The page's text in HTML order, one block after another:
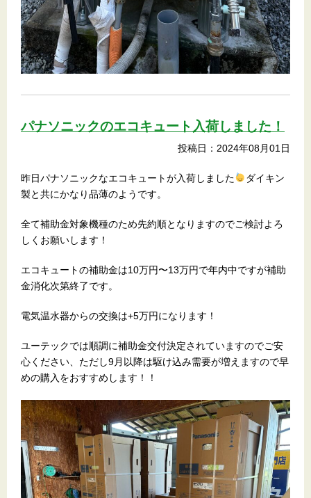
パナソニックのエコキュート入荷しました！
投稿日：2024年08月01日
昨日パナソニックなエコキュートが入荷しました
ダイキン
製と共にかなり品薄のようです。
全て補助金対象機種のため先約順となりますのでご検討よろ
しくお願いします！
エコキュートの補助金は10万円〜13万円で年内中ですが補助
金消化次第終了です。
電気温水器からの交換は+5万円になります！
ユーテックでは順調に補助金交付決定されていますのでご安
心ください、ただし9月以降は駆け込み需要が増えますので早
めの購入をおすすめします！！